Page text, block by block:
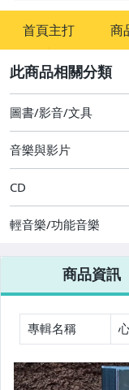
首頁主打 商
其它
圖書/影音/文具
音樂與影片
CD
輕音樂/功能音樂
商品資訊
專輯名稱